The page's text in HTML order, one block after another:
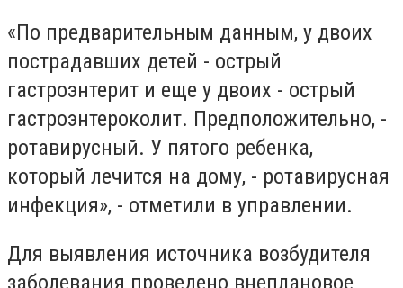
«По предварительным данным, у двоих
пострадавших детей - острый
гастроэнтерит и еще у двоих - острый
гастроэнтероколит. Предположительно, -
ротавирусный. У пятого ребенка,
который лечится на дому, - ротавирусная
инфекция», - отметили в управлении.
Для выявления источника возбудителя
заболевания проведено внеплановое